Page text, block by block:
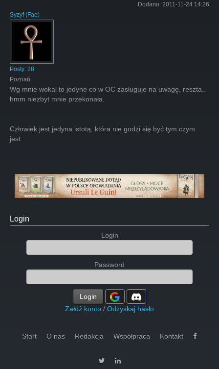
Dodano: 2011-11-24 14:26
Syzyf(Fae)
Posty: 28
Poznań
Wg mnie wokal to jedyne co w OC zasługuje na uwagę, reszta..
hmm niezbyt mnie przekonała.
Człowiek jest jedyna istotą, która nie godzi się być tym czym
jest.
Login
Login
Password
Login
Załóż konto / Odzyskaj hasło
Start O nas Redakcja Współpraca Kontakt